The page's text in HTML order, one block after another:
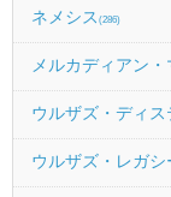
ネメシス (286)
メルカディアン・
ウルザズ・ディス
ウルザズ・レガシ